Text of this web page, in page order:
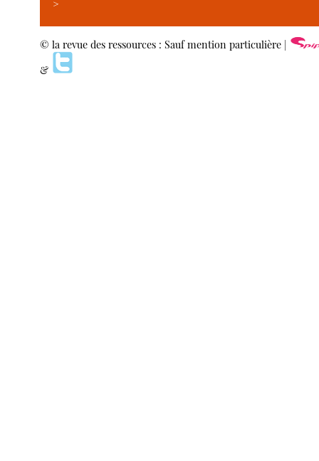
>
© la revue des ressources : Sauf mention particulière |
&